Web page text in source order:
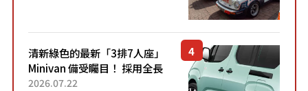
清新綠色的最新「3排7人座」
Minivan 備受矚目！ 採用全長
4.7公尺剛剛好的車身尺寸與
2026.07.22